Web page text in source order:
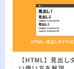
を書いてい
≫詳しいプロ
≫お問い合わ
【HTML】見出し